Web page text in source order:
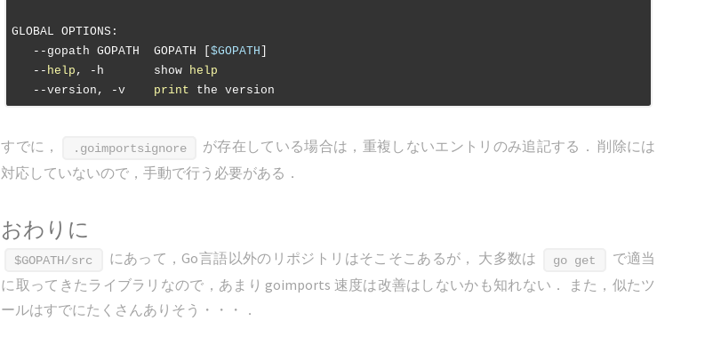
GLOBAL OPTIONS:
   --gopath GOPATH  GOPATH [
$GOPATH
   --
help , -h       show
help
   --version, -v
print
すでに， .goimportsignore
が存在している場合は，重複しないエントリのみ追記する． 削除には
対応していないので，手動で行う必要がある．
おわりに
$GOPATH/src にあって，Go言語以外のリポジトリはそこそこあるが， 大多数は go get
で適当
に取ってきたライブラリなので，あまり goimports 速度は改善はしないかも知れない． また，似たツ
ールはすでにたくさんありそう・・・．